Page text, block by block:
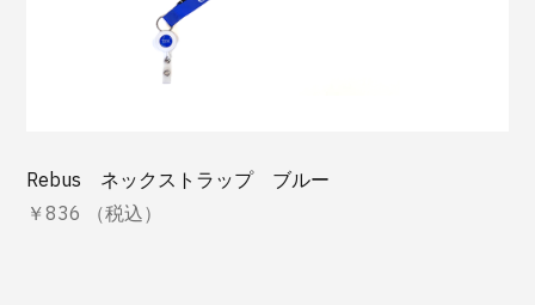
Rebus ネックストラップ ブルー
￥836 （税込）